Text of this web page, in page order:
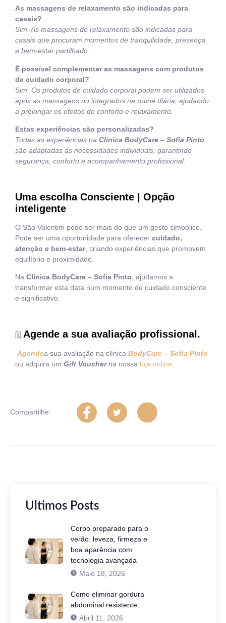
As massagens de relaxamento são indicadas para
casais?
Sim. As massagens de relaxamento são indicadas para
casais que procuram momentos de tranquilidade, presença
e bem-estar partilhado.
É possível complementar as massagens com produtos
de cuidado corporal?
Sim. Os produtos de cuidado corporal podem ser utilizados
após as massagens ou integrados na rotina diária, ajudando
a prolongar os efeitos de conforto e relaxamento.
Estas experiências são personalizadas?
Todas as experiências na Clínica BodyCare – Sofia Pinto
são adaptadas às necessidades individuais, garantindo
segurança, conforto e acompanhamento profissional.
Uma escolha Consciente | Opção
inteligente
O São Valentim pode ser mais do que um gesto simbólico.
Pode ser uma oportunidade para oferecer cuidado,
atenção e bem-estar, criando experiências que promovem
equilíbrio e proximidade.
Na Clínica BodyCare – Sofia Pinto, ajudamos a
transformar esta data num momento de cuidado consciente
e significativo.
🗓 Agende a sua avaliação profissional.
Agendea sua avaliação na clínica BodyCare – Sofia Pinto
ou adquira um Gift Voucherna nossa loja online.
Compartilhe:
Ultimos Posts
Corpo preparado para o
verão: leveza, firmeza e
boa aparência com
tecnologia avançada
Maio 18, 2026
Como eliminar gordura
abdominal resistente.
Abril 11, 2026